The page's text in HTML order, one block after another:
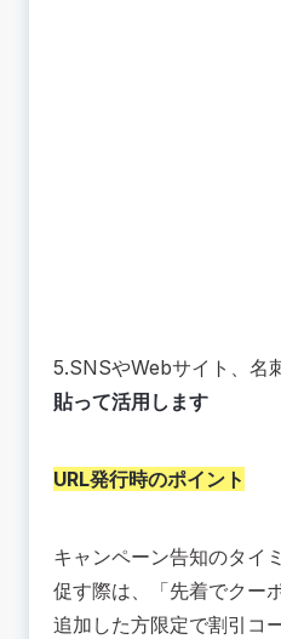
5.SNSやWebサイト、名
貼って活用します
URL発行時のポイント
キャンペーン告知のタイ
促す際は、「先着でクー
追加した方限定で割引コ